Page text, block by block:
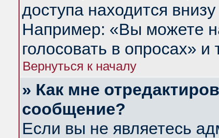
доступа находится
Например: «Вы можете
голосовать в опросах» и
Вернуться к началу
» Как мне
сообщение?
Если вы не являетесь